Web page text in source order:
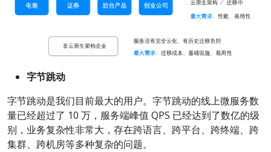
字节跳动
字节跳动是我们目前最大的用户。字节跳动的线上微服务数
量已经超过了 10 万，服务端峰值 QPS 已经达到了数亿的级
别，业务复杂性非常大，存在跨语言、跨平台、跨终端、跨
集群、跨机房等多种复杂的问题。